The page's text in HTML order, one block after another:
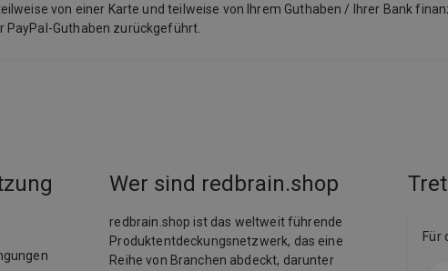
von einer Karte und teilweise von Ihrem Guthaben / Ihrer Bank
Guthaben zurückgeführt.
Wer sind redbrain.shop
redbrain.shop ist das weltweit führende
Produktentdeckungsnetzwerk, das eine
Reihe von Branchen abdeckt, darunter
Für